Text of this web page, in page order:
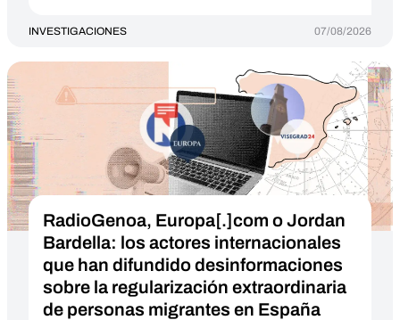
INVESTIGACIONES 07/08/2026
RadioGenoa, Europa[.]com o Jordan
Bardella: los actores internacionales
que han difundido desinformaciones
sobre la regularización extraordinaria
de personas migrantes en España